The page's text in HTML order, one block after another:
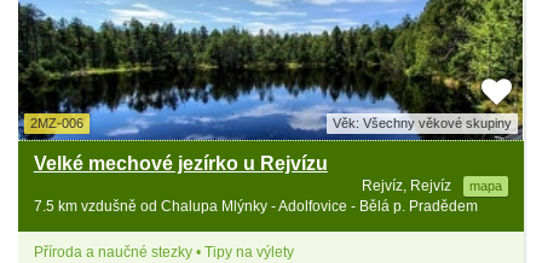
2MZ-006 Věk: Všechny věkové skupiny
Velké mechové jezírko u Rejvízu
Rejvíz, Rejvíz mapa
7.5 km vzdušně od Chalupa Mlýnky - Adolfovice - Bělá p. Pradědem
Příroda a naučné stezky • Tipy na výlety